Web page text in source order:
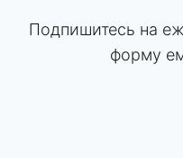
Подпишитесь на
форму